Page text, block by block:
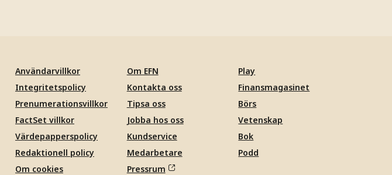
Användarvillkor
Integritetspolicy
Prenumerationsvillkor
FactSet villkor
Värdepapperspolicy
Redaktionell policy
Om cookies
Om EFN
Kontakta oss
Tipsa oss
Jobba hos oss
Kundservice
Medarbetare
Pressrum
Play
Finansmagasinet
Börs
Vetenskap
Bok
Podd